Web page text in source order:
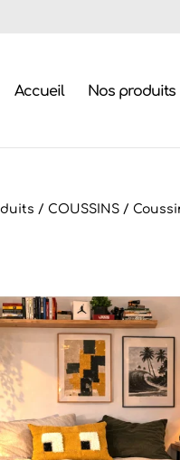
Accueil Nos produits
/COUSSINS /